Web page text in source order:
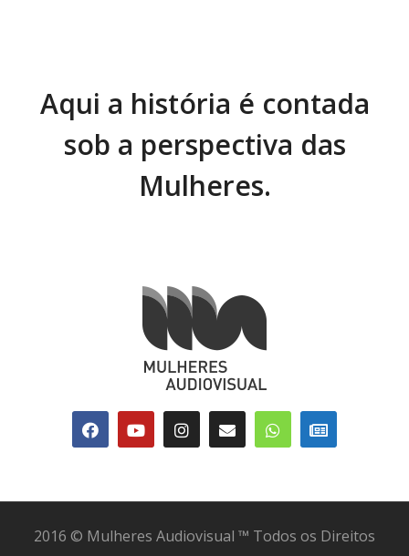
Aqui a história é contada
sob a perspectiva das
Mulheres.
2016 © Mulheres Audiovisual ™ Todos os Direitos